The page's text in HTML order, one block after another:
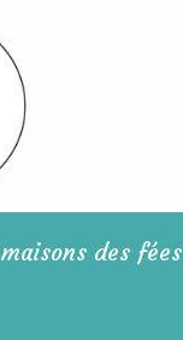
des fées